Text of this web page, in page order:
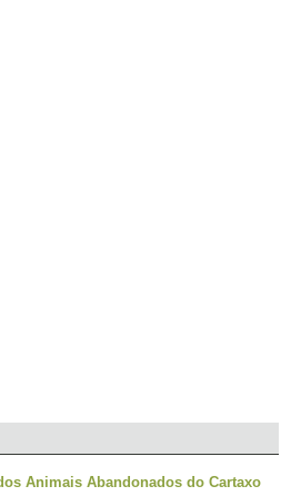
Animais Abandonados do Cartaxo